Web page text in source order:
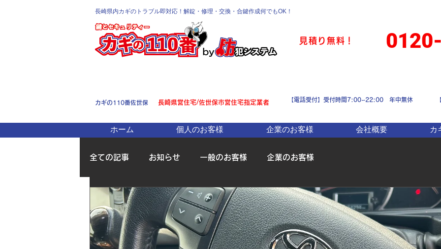
長崎県内カギのトラブル即対応！解錠・修理・交換・合鍵作成何でもOK ！
見積り無料！
カギの110番佐世保 長崎県営住宅/佐世保市営住宅指定業者 【電話受付】受付時間7:00~22:00 年中無休
ホーム 個人のお客様 企業のお客様 会社概要 カ
全ての記事 お知らせ 一般のお客様 企業のお客様